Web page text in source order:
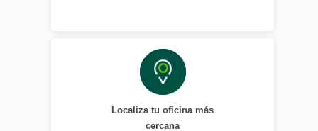
Localiza tu oficina más
cercana